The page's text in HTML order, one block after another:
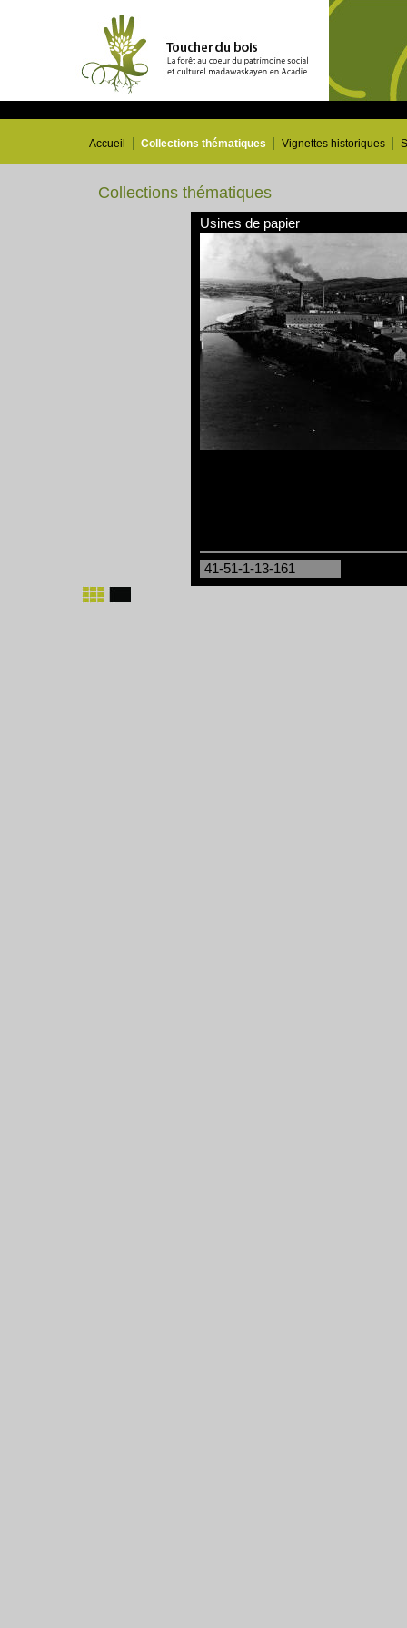
Accueil Collections thématiques Vignettes historiques
Collections thématiques
Usines de papier
41-51-1-13-161